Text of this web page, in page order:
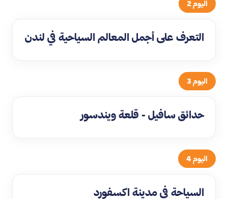
اليوم 2
التعرف على أجمل المعالم السياحية في لندن
اليوم 3
حدائق سافيل - قلعة ويندسور
اليوم 4
السياحة في مدينة اكسفورد